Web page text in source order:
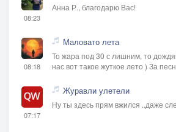
08:23
Анна Р., благодарю Вас!
08:18
Маловато лета
То жара под 30 с лишним, то
нас вот такое жуткое лето ) За
07:17
Журавли улетели
Ну ты здесь прям вжился ..даже